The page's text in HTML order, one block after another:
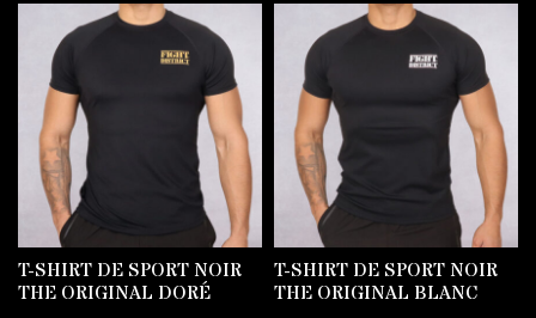
T-SHIRT DE SPORT NOIR
THE ORIGINAL DORÉ
T-SHIRT DE SPORT NOIR
THE ORIGINAL BLANC